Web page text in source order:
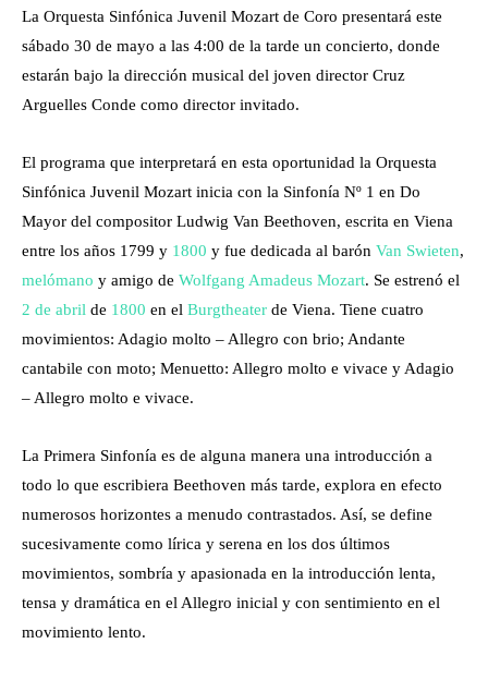
La Orquesta Sinfónica Juvenil Mozart de Coro presentará este
sábado 30 de mayo a las 4:00 de la tarde un concierto, donde
estarán bajo la dirección musical del joven director Cruz
Arguelles Conde como director invitado.
El programa que interpretará en esta oportunidad la Orquesta
Sinfónica Juvenil Mozart inicia con la Sinfonía Nº 1 en Do
Mayor del compositor Ludwig Van Beethoven, escrita en Viena
entre los años 1799 y 1800 y fue dedicada al barón Van Swieten,
melómano y amigo de Wolfgang Amadeus Mozart. Se estrenó el
2 de abril de 1800 en el Burgtheater de Viena. Tiene cuatro
movimientos: Adagio molto – Allegro con brio; Andante
cantabile con moto; Menuetto: Allegro molto e vivace y Adagio
– Allegro molto e vivace.
La Primera Sinfonía es de alguna manera una introducción a
todo lo que escribiera Beethoven más tarde, explora en efecto
numerosos horizontes a menudo contrastados. Así, se define
sucesivamente como lírica y serena en los dos últimos
movimientos, sombría y apasionada en la introducción lenta,
tensa y dramática en el Allegro inicial y con sentimiento en el
movimiento lento.